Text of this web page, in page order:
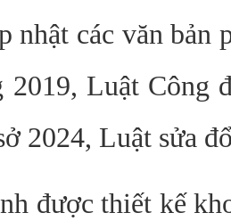
nhật các văn
2019, Luật Công
2024, Luật sửa
được thiết kế